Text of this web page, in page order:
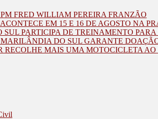
FRED WILLIAM PEREIRA FRANZÃO
EM 15 E 16 DE AGOSTO NA
PARTICIPA DE TREINAMENTO
DO SUL GARANTE
RECOLHE MAIS UMA MOTOCICLETA